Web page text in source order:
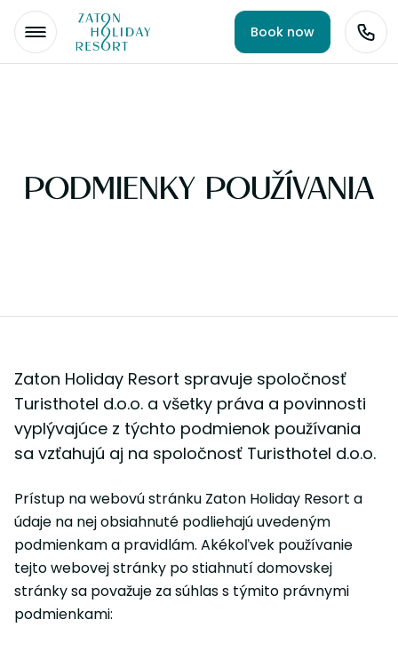
Book now
PODMIENKY POUŽÍVANIA
Zaton Holiday Resort spravuje spoločnosť
Turisthotel d.o.o. a všetky práva a povinnosti
vyplývajúce z týchto podmienok používania
sa vzťahujú aj na spoločnosť Turisthotel d.o.o.
Prístup na webovú stránku Zaton Holiday Resort a
údaje na nej obsiahnuté podliehajú uvedeným
podmienkam a pravidlám. Akékoľvek používanie
tejto webovej stránky po stiahnutí domovskej
stránky sa považuje za súhlas s týmito právnymi
podmienkami: